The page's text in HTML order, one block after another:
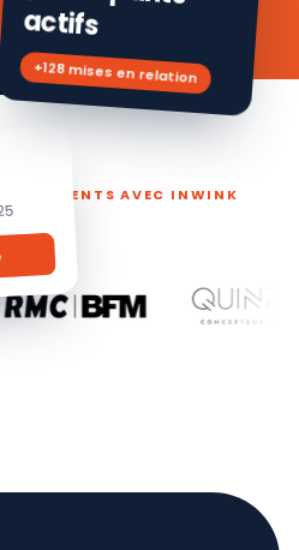
actifs
+128 mises en relation
ÉVÉNEMENTS AVEC INWINK